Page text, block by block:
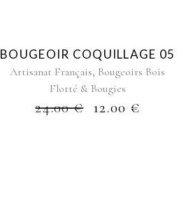
BOUGEOIR COQUILLAGE 05
Artisanat Français, Bougeoirs Bois
Flotté & Bougies
24.00€ 12.00 €